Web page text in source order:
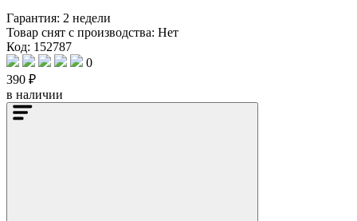
Гарантия: 2 недели
Товар снят с производства: Нет
Код: 152787
0
390 ₽
в наличии